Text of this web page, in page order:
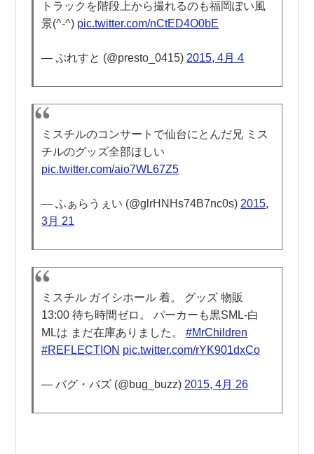
トラックを階段上から撮れるのも福岡ぽい風
景(^-^) pic.twitter.com/nCtED4O0bE
— ぷれすと (@presto_0415) 2015, 4月 4
ミスチルのコンサートで仙台にとんだ兄 ミス
チルのグッズ全部ほしい
pic.twitter.com/aio7WL67Z5
— ふぁらうぇい (@glrHNHs74B7nc0s) 2015,
3月 21
ミスチル ガイシホール 着。 グッズ 物販
13:00 待ち時間ゼロ。 パーカーも黒SML-白
MLは まだ在庫ありました。#MrChildren
#REFLECTION pic.twitter.com/rYK901dxCo
— バグ・バズ (@bug_buzz) 2015, 4月 26